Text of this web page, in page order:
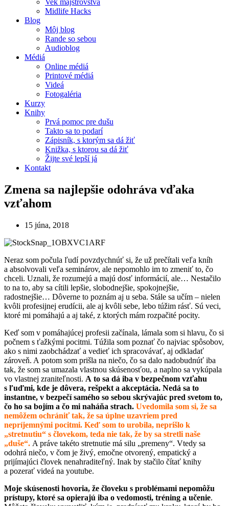
Vek majstrovstva
Midlife Hacks
Blog
Môj blog
Rande so sebou
Audioblog
Médiá
Online médiá
Printové médiá
Videá
Fotogaléria
Kurzy
Knihy
Prvá pomoc pre dušu
Takto sa to podarí
Zápisník, s ktorým sa dá žiť
Knižka, s ktorou sa dá žiť
Žijte své lepší já
Kontakt
Zmena sa najlepšie odohráva vďaka
vzťahom
15 júna, 2018
Neraz som počula ľudí povzdychnúť si, že už prečítali veľa kníh
a absolvovali veľa seminárov, ale nepomohlo im to zmeniť to, čo
chceli. Uznali, že rozumejú a majú dosť informácií, ale… Nestačilo
to na to, aby sa cítili lepšie, slobodnejšie, spokojnejšie,
radostnejšie… Dôverne to poznám aj u seba. Stále sa učím – nielen
kvôli profesijnej erudícii, ale aj kvôli sebe, lebo túžim rásť. Sú veci,
ktoré mi pomáhajú a aj také, z ktorých mám rozpačité pocity.
Keď som v pomáhajúcej profesii začínala, lámala som si hlavu, čo si
počnem s ťažkými pocitmi. Túžila som poznať čo najviac spôsobov,
ako s nimi zaobchádzať a vedieť ich spracovávať, aj odkladať
zároveň. A potom som prišla na niečo, čo sa dalo nadobudnúť iba
tak, že som sa umazala vlastnou skúsenosťou, a naplno sa vykúpala
vo vlastnej zraniteľnosti. A to sa dá iba v bezpečnom vzťahu
s ľuďmi, kde je dôvera, rešpekt a akceptácia. Nedá sa to
instantne, v bezpečí samého so sebou skrývajúc pred svetom to,
čo ho sa bojím a čo mi naháňa strach. Uvedomila som si, že sa
nemôžem ochrániť tak, že sa úplne uzavriem pred
nepríjemnými pocitmi. Keď som to urobila, neprišlo k
„stretnutiu“ s človekom, teda nie tak, že by sa stretli naše
„duše“. A práve takéto stretnutie má silu „premeny“. Vtedy sa
odohrá niečo, v čom je živý, emočne otvorený, empatický a
prijímajúci človek nenahraditeľný. Inak by stačilo čítať knihy
a pozerať videá na youtube.
Moje skúsenosti hovoria, že človeku s problémami nepomôžu
prístupy, ktoré sa opierajú iba o vedomosti, tréning a učenie.